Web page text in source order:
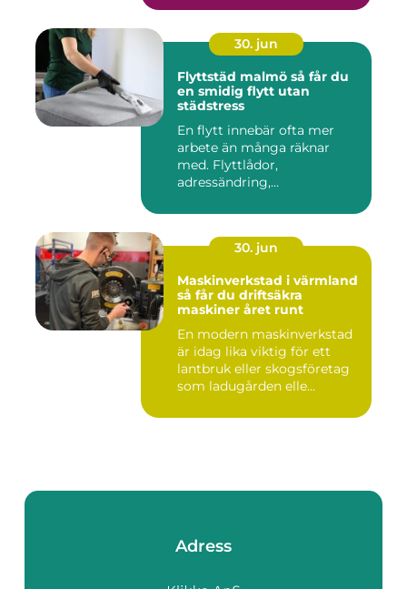
30. jun
Flyttstäd malmö så får du
en smidig flytt utan
städstress
En flytt innebär ofta mer
arbete än många räknar
med. Flyttlådor,
adressändring,
30. jun
Maskinverkstad i värmland
så får du driftsäkra
maskiner året runt
En modern maskinverkstad
är idag lika viktig för ett
lantbruk eller skogsföretag
som ladugården elle...
Adress